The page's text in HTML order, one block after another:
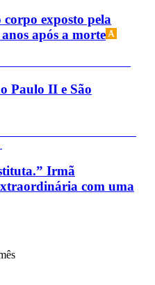
exposto pela
após a morte
Paulo II e São
Irmã
com uma